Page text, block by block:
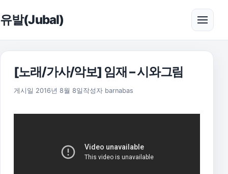
유발(Jubal) 메뉴
[노래/가사/악보] 임재 – 시와그림
게시일 2016년 8월 8일 2025년 11월 18일
작성자 barnabas